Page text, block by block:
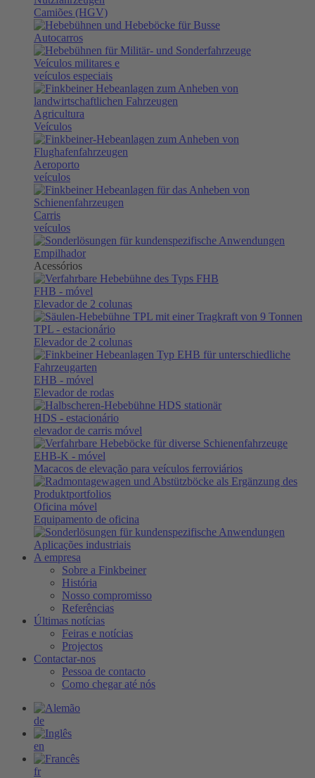
Camiões (HGV)
Autocarros
Veículos militares e
veículos especiais
Agricultura
Veículos
Aeroporto
veículos
Carris
veículos
Empilhador
Acessórios
FHB - móvel
Elevador de 2 colunas
TPL - estacionário
Elevador de 2 colunas
EHB - móvel
Elevador de rodas
HDS - estacionário
elevador de carris móvel
EHB-K - móvel
Macacos de elevação para veículos ferroviários
Oficina móvel
Equipamento de oficina
Aplicações industriais
A empresa
Sobre a Finkbeiner
História
Nosso compromisso
Referências
Últimas notícias
Feiras e notícias
Projectos
Contactar-nos
Pessoa de contacto
Como chegar até nós
de
en
fr